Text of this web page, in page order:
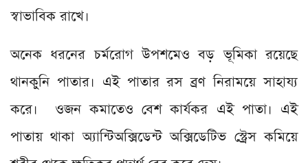
স্বাভাবিক রাখে।
অনেক ধরনের চর্মরোগ উপশমেও বড় ভূমিকা রয়েছে
থানকুনি পাতার। এই পাতার রস ব্রণ নিরাময়ে সাহায্য
করে। ওজন কমাতেও বেশ কার্যকর এই পাতা। এই
পাতায় থাকা অ্যান্টিঅক্সিডেন্ট অক্সিডেটিভ স্ট্রেস কমিয়ে